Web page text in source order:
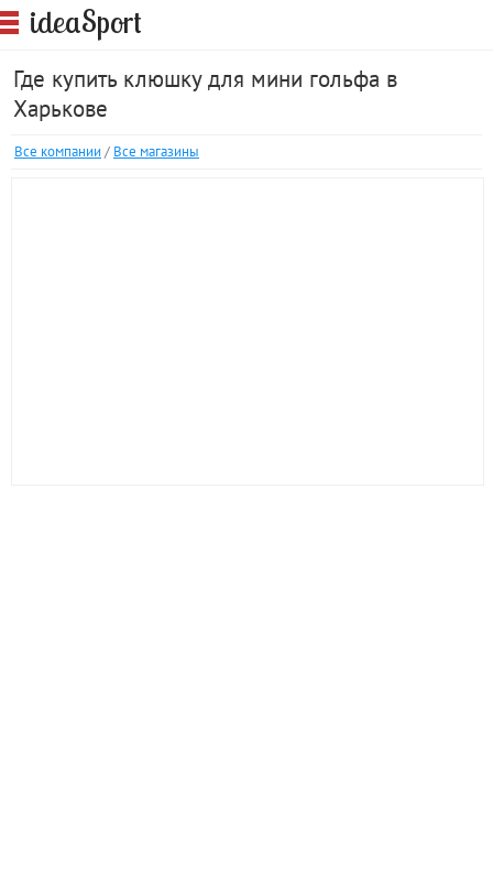
ideaSport
Где купить клюшку для мини гольфа в
Харькове
Все компании / Все магазины